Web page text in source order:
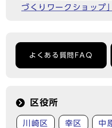
づくりワークショップ
よくある質問FAQ
区役所
川崎区 幸区 中